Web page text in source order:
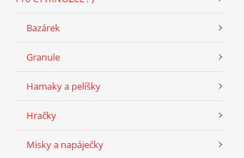
Bazárek
Granule
Hamaky a pelíšky
Hračky
Misky a napáječky